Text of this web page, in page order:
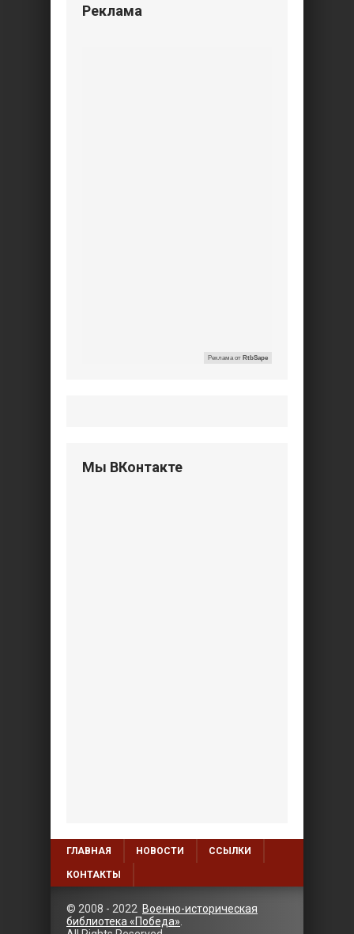
Реклама
Реклама от RtbSape
Мы ВКонтакте
ГЛАВНАЯ НОВОСТИ ССЫЛКИ
КОНТАКТЫ
© 2008 - 2022 Военно-историческая
библиотека «Победа»